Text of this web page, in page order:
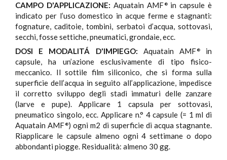
CAMPO D'APPLICAZIONE: Aquatain AMF ®in capsule è
indicato per l’uso domestico in acque ferme e stagnanti:
fognature, caditoie, tombini, serbatoi d’acqua, sottovasi,
secchi, fosse settiche, pneumatici, grondaie, ecc.
DOSI E MODALITÁ D'IMPIEGO: Aquatain AMF ®in
capsule, ha un’azione esclusivamente di tipo fisico-
meccanico. Il sottile film siliconico, che si forma sulla
superficie dell’acqua in seguito all’applicazione, impedisce
il corretto sviluppo degli stadi immaturi delle zanzare
(larve e pupe). Applicare 1 capsula per sottovasi,
pneumatico singolo, ecc. Applicare n.° 4 capsule (= 1 ml di
Aquatain AMF ®) ogni m2 di superficie di acqua stagnante.
Riapplicare le capsule almeno ogni 4 settimane o dopo
abbondanti piogge. Residualità: almeno 30 gg.